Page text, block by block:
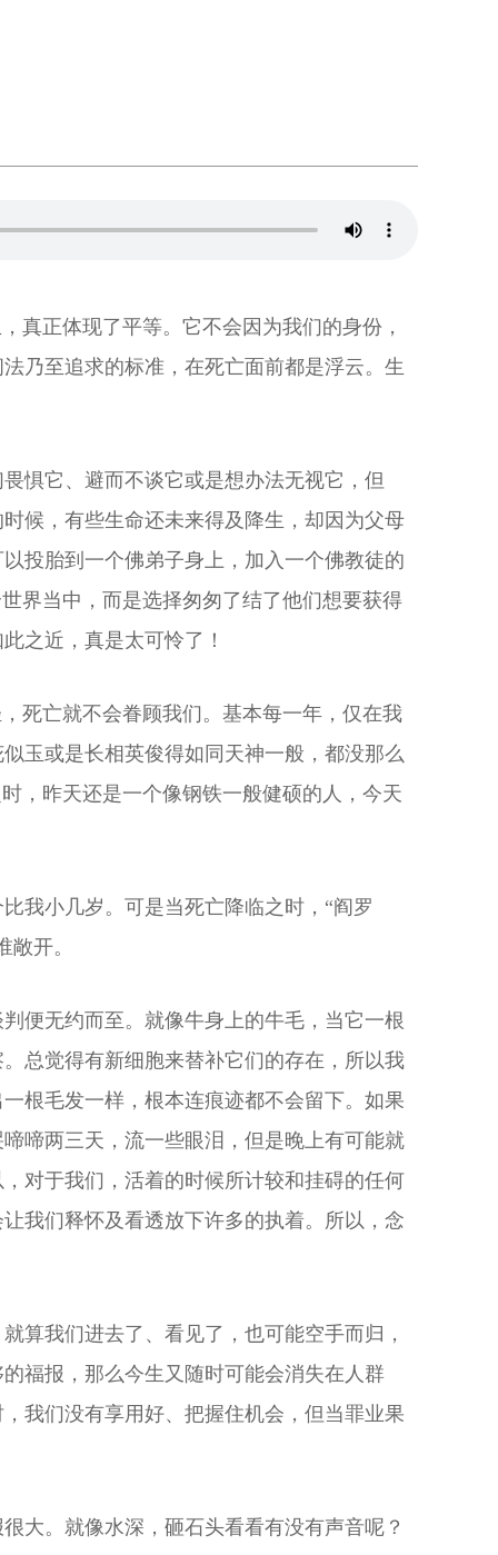
真正体现了平等。它不会因为我们的身份，
乃至追求的标准，在死亡面前都是浮云。生
惧它、避而不谈它或是想办法无视它，但
候，有些生命还未来得及降生，却因为父母
投胎到一个佛弟子身上，加入一个佛教徒的
界当中，而是选择匆匆了结了他们想要获得
之近，真是太可怜了！
死亡就不会眷顾我们。基本每一年，仅在我
玉或是长相英俊得如同天神一般，都没那么
，昨天还是一个像钢铁一般健硕的人，今天
我小几岁。可是当死亡降临之时，“阎罗
开。
便无约而至。就像牛身上的牛毛，当它一根
总觉得有新细胞来替补它们的存在，所以我
根毛发一样，根本连痕迹都不会留下。如果
啼两三天，流一些眼泪，但是晚上有可能就
对于我们，活着的时候所计较和挂碍的任何
我们释怀及看透放下许多的执着。所以，念
算我们进去了、看见了，也可能空手而归，
福报，那么今生又随时可能会消失在人群
我们没有享用好、把握住机会，但当罪业果
大。就像水深，砸石头看看有没有声音呢？